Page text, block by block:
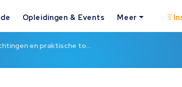
Opleidingen & Events Meer
en praktische to…